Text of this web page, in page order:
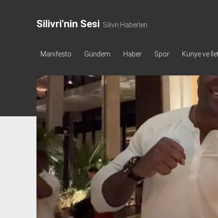
Silivri'nin Sesi Silivri Haberleri
Manifesto Gündem Haber Spor Künye ve